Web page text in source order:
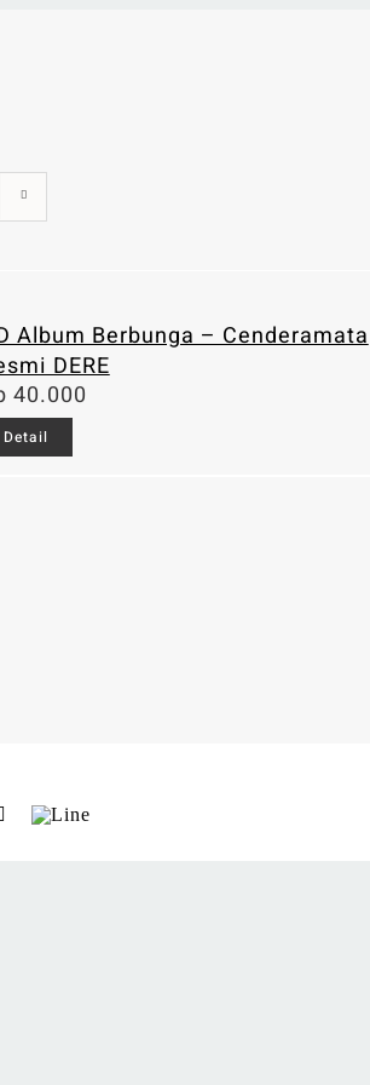
Album Berbunga – Cenderamata
DERE
40.000
Detail